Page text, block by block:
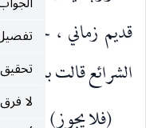
تفصيل صاحب الفصول
تحقيق المصنف في كلام
لا فرق في قبح التجري
ذاتي ، وقسم من